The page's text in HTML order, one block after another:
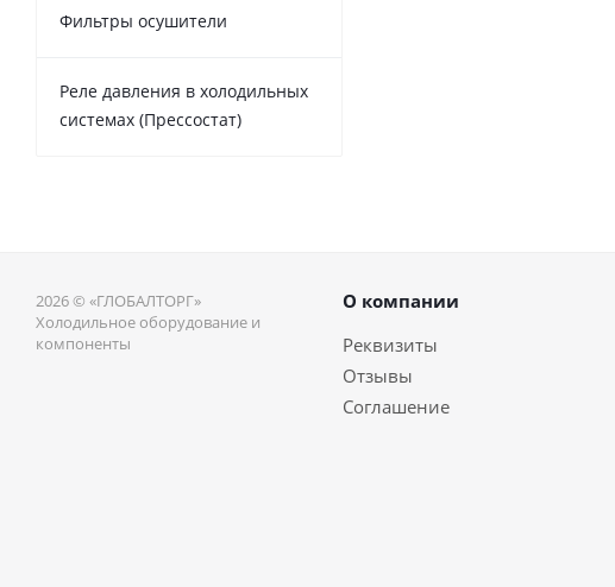
Фильтры осушители
Реле давления в холодильных
системах (Прессостат)
2026 © «ГЛОБАЛТОРГ»
Холодильное оборудование и
компоненты
О компании
Реквизиты
Отзывы
Соглашение